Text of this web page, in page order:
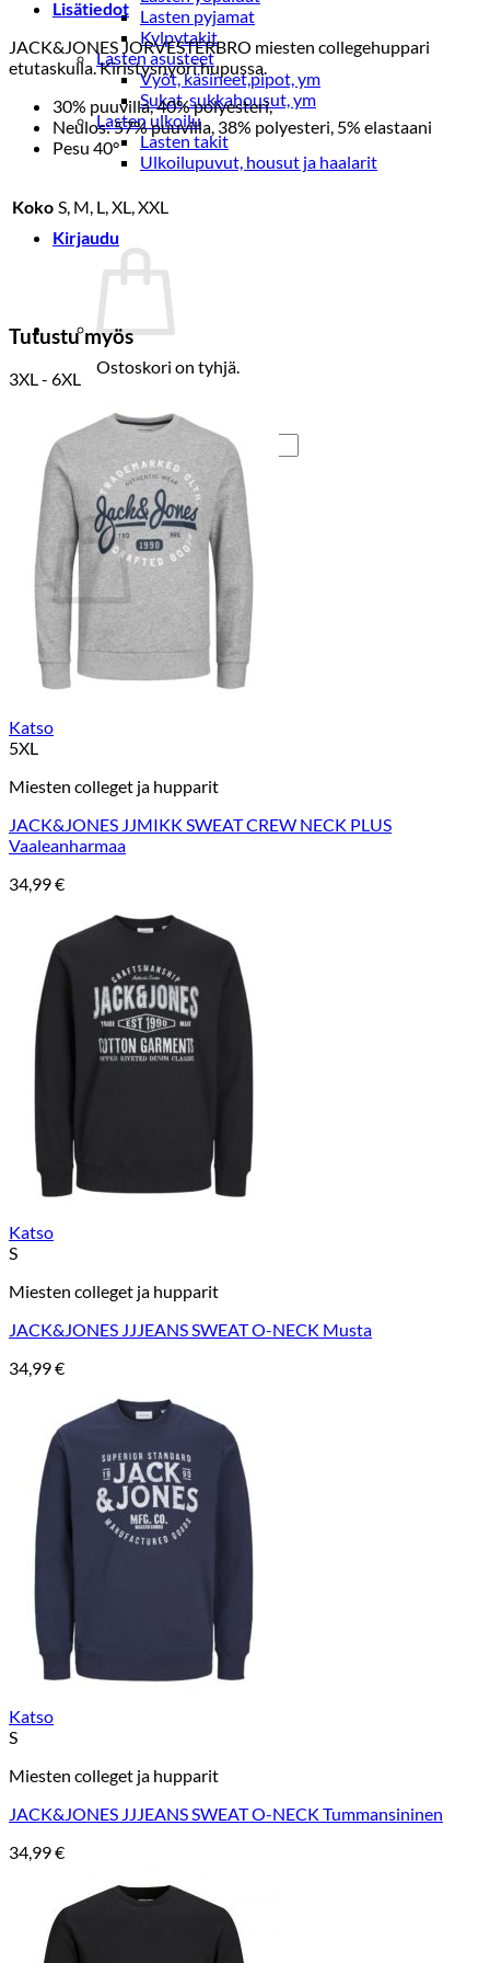
Lasten pyjamat
Kylpytakit
Lasten asusteet
Vyöt, käsineet,pipot, ym
Sukat, sukkahousut, ym
Lasten ulkoilu
Lasten takit
Ulkoilupuvut, housut ja haalarit
Kirjaudu
Ostoskori on tyhjä.
Ostoskori
Ostoskori on tyhjä.
Takaisin kauppaan
Lisätiedot
JACK&JONES JORVESTERBRO miesten collegehuppari
etutaskulla. Kiristysnyöri hupussa.
30% puuvilla, 40% polyesteri,
Neulos: 57% puuvilla, 38% polyesteri, 5% elastaani
Pesu 40°
Koko S, M, L, XL, XXL
Tutustu myös
3XL - 6XL
Katso
5XL
Miesten colleget ja hupparit
JACK&JONES JJMIKK SWEAT CREW NECK PLUS
Vaaleanharmaa
34,99€
Katso
S
Miesten colleget ja hupparit
JACK&JONES JJJEANS SWEAT O-NECK Musta
34,99€
Katso
S
Miesten colleget ja hupparit
JACK&JONES JJJEANS SWEAT O-NECK Tummansininen
34,99€